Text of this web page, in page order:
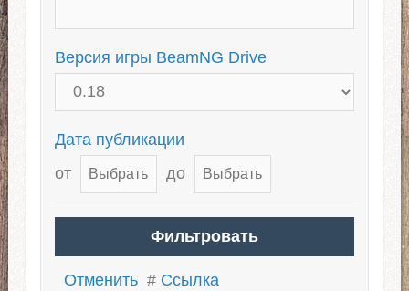
Версия игры BeamNG Drive
Дата публикации
от
до
Отменить # Ссылка